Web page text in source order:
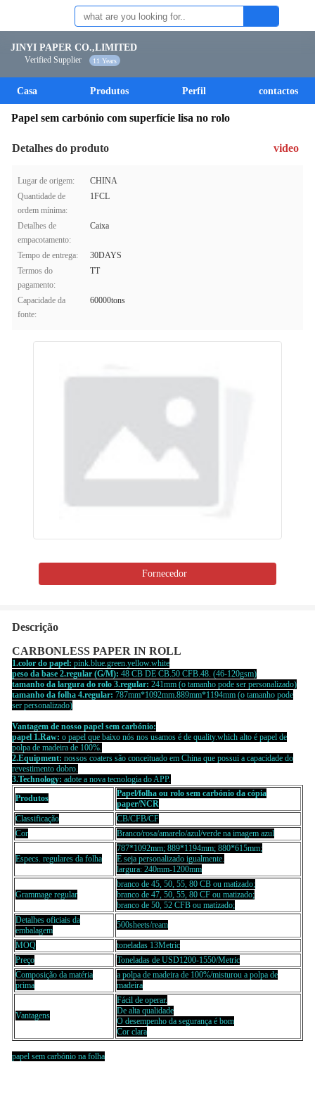
JINYI PAPER CO.,LIMITED
Verified Supplier 11 Years
Casa Produtos Perfil contactos
Papel sem carbónio com superfície lisa no rolo
Detalhes do produto video
Lugar de origem:
CHINA
Quantidade de
ordem mínima:
1FCL
Detalhes de
empacotamento:
Caixa
Tempo de entrega:
30DAYS
Termos do
pagamento:
TT
Capacidade da
fonte:
60000tons
Fornecedor
Descrição
CARBONLESS PAPER IN ROLL
1.color do papel: pink.blue.green.yellow.white
peso da base 2.regular (G/M): 48 CB DE CB.50 CFB.48. (46-120gsm)
tamanho da largura do rolo 3.regular: 241mm (o tamanho pode ser personalizado)
tamanho da folha 4.regular: 787mm*1092mm.889mm*1194mm (o tamanho pode
ser personalizado)
Vantagem de nosso papel sem carbónio:
papel 1.Raw: o papel que baixo nós nos usamos é de quality.which alto é papel de
polpa de madeira de 100%.
2.Equipment: nossos coaters são conceituado em China que possui a capacidade do
revestimento dobro.
3.Technology: adote a nova tecnologia do APP.
Produtos
Papel/folha ou rolo sem carbónio da cópia
paper/NCR
Classificação
CB/CFB/CF
Cor
Branco/rosa/amarelo/azul/verde na imagem azul
Especs. regulares da folha
787*1092mm; 889*1194mm; 880*615mm;
E seja personalizado igualmente.
largura: 240mm-1200mm
Grammage regular
branco de 45, 50, 55, 80 CB ou matizado;
branco de 47, 50, 55, 80 CF ou matizado;
branco de 50, 52 CFB ou matizado;
Detalhes oficiais da
embalagem
500sheets/ream
MOQ
toneladas 13Metric
Preço
Toneladas de USD1200-1550/Metric
Composição da matéria
prima
a polpa de madeira de 100%/misturou a polpa de
madeira
Vantagens
Fácil de operar.
De alta qualidade
O desempenho da segurança é bom
Cor clara
papel sem carbónio na folha